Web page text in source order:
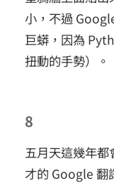
小，不過
巨蟒，因為
扭動的手勢）。
8
五月天這幾年
才的 Google 翻